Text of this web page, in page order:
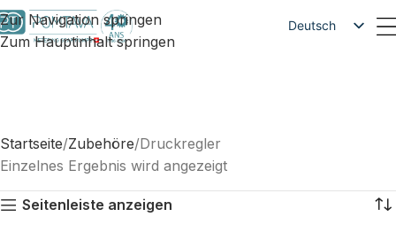
Zur Navigation springen
Zum Hauptinhalt springen
Deutsch
Startseite Zubehöre Druckregler
Einzelnes Ergebnis wird angezeigt
Seitenleiste anzeigen